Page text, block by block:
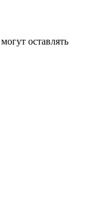
оставлять